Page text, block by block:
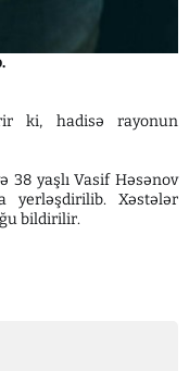
ki, hadisə rayonun
38 yaşlı Vasif Həsənov
yerləşdirilib. Xəstələr
bildirilir.